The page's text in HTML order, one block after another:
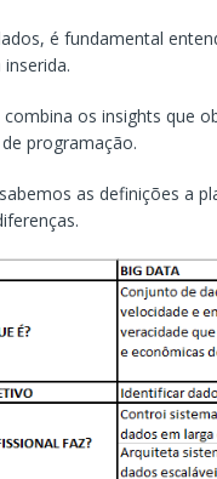
é fundamental
combina os insights que
programação.
as definições a